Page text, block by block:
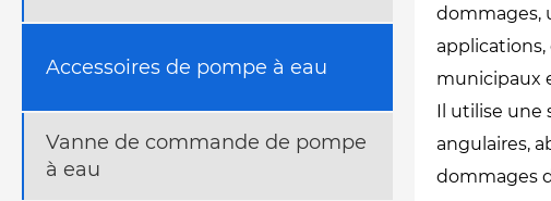
Accessoires de pompe à eau
Vanne de commande de pompe
à eau
dommages,
municipaux
Il utilise une
angulaires,
dommages